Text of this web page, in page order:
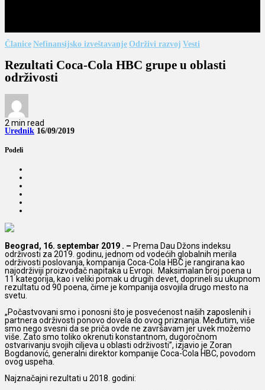
Članice Nefinansijsko izveštavanje Održivi razvoj Vesti
Rezultati Coca-Cola HBC grupe u oblasti
održivosti
2 min read
Urednik 16/09/2019
Podeli
Beograd, 16. septembar 2019 . – Prema Dau Džons indeksu
održivosti za 2019. godinu, jednom od vodećih globalnih merila
održivosti poslovanja, kompanija Coca-Cola HBCje rangirana kao
najodrživiji proizvođač napitaka u Evropi. Maksimalan broj poena u
11 kategorija, kao i veliki pomak u drugih devet, doprineli su ukupnom
rezultatu od 90 poena, čime je kompanija osvojila drugo mesto na
svetu.
„Počastvovani smo i ponosni što je posvećenost naših zaposlenih i
partnera održivosti ponovo dovela do ovog priznanja. Međutim, više
smo nego svesni da se priča ovde ne završavam jer uvek možemo
više. Zato smo toliko okrenuti konstantnom, dugoročnom
ostvarivanju svojih ciljeva u oblasti održivosti”, izjavio je Zoran
Bogdanović, generalni direktor kompanije Coca-Cola HBC, povodom
ovog uspeha.
Najznačajni rezultati u 2018. godini: